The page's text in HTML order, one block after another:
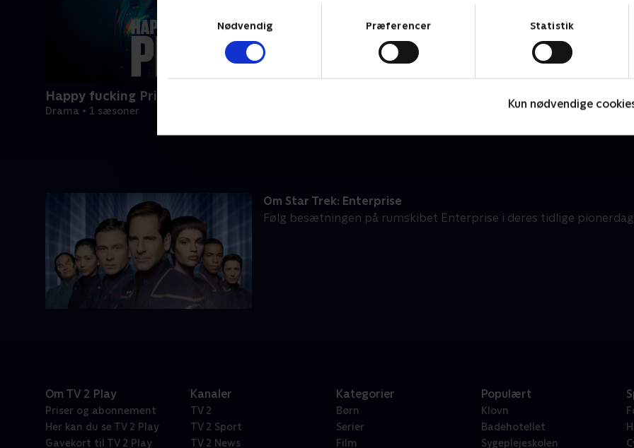
Nødvendig
Præferencer Statistik
Kun nødvendige
Happy fucking Pride
Drama • 1 sæsoner
Om Star Trek: Enterprise
Følg besætningen på rumskibet Enterprise i deres tidlige
Om TV 2 Play
Priser og abonnement
Her kan du se TV 2 Play
Gavekort til TV 2 Play
Kanaler
TV 2
TV 2 Sport
TV 2 News
Kategorier
Børn
Serier
Film
Populært
Klovn
Badehotellet
Sygeplejeskolen